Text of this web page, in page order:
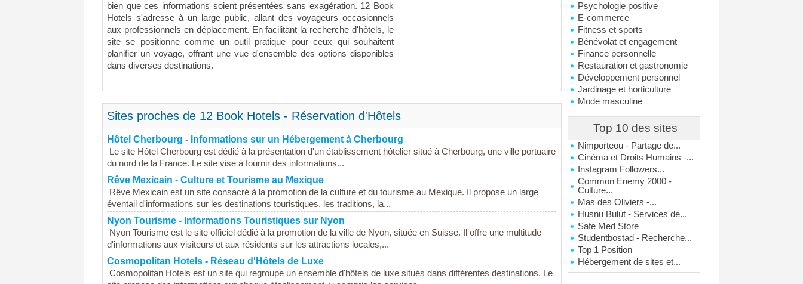
Psychologie positive
E-commerce
Fitness et sports
Bénévolat et engagement
Finance personnelle
Restauration et gastronomie
Développement personnel
Jardinage et horticulture
Mode masculine
Top 10 des sites
Nimporteou - Partage de...
Cinéma et Droits Humains -...
Instagram Followers...
Common Enemy 2000 -
Culture...
Mas des Oliviers -...
Husnu Bulut - Services de...
Safe Med Store
Studentbostad - Recherche...
Top 1 Position
Hébergement de sites et...
bien que ces informations soient présentées sans exagération. 12 Book
Hotels s'adresse à un large public, allant des voyageurs occasionnels
aux professionnels en déplacement. En facilitant la recherche d'hôtels, le
site se positionne comme un outil pratique pour ceux qui souhaitent
planifier un voyage, offrant une vue d'ensemble des options disponibles
dans diverses destinations.
Sites proches de 12 Book Hotels - Réservation d'Hôtels
Hôtel Cherbourg - Informations sur un Hébergement à Cherbourg
Le site Hôtel Cherbourg est dédié à la présentation d'un établissement hôtelier situé à Cherbourg, une ville portuaire
du nord de la France. Le site vise à fournir des informations...
Rêve Mexicain - Culture et Tourisme au Mexique
Rêve Mexicain est un site consacré à la promotion de la culture et du tourisme au Mexique. Il propose un large
éventail d'informations sur les destinations touristiques, les traditions, la...
Nyon Tourisme - Informations Touristiques sur Nyon
Nyon Tourisme est le site officiel dédié à la promotion de la ville de Nyon, située en Suisse. Il offre une multitude
d'informations aux visiteurs et aux résidents sur les attractions locales,...
Cosmopolitan Hotels - Réseau d'Hôtels de Luxe
Cosmopolitan Hotels est un site qui regroupe un ensemble d'hôtels de luxe situés dans différentes destinations. Le